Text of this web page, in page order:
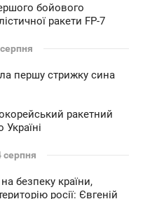
бойового
ракети FP-7
першу стрижку сина
ракетний
Україні
серпня
безпеку країни,
росії: Євгеній